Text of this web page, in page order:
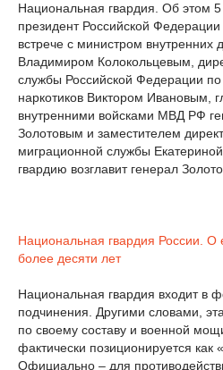
Национальная гвардия. Об этом
президент Российской
встрече с министром
Владимиром Колокольцевым,
службы Российской Федерации
наркотиков Виктором Ивановым,
внутренними войсками МВД РФ
Золотовым и заместителем
миграционной службы
гвардию возглавит генерал
Национальная гвардия России. О
более десяти лет
Национальная гвардия входит в
подчинения. Другими словами,
по своему составу и военной
фактически позиционируется как
Официально – для